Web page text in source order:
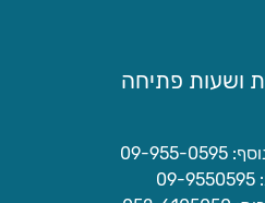
ושעות פתיחה
0595